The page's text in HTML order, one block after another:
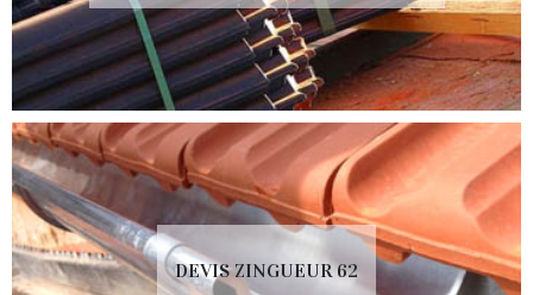
DEVIS ZINGUEUR 62